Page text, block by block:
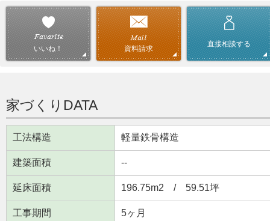
いいね！ 資料請求
直接相談する
家づくりDATA
工法構造 軽量鉄骨構造
建築面積 --
延床面積 196.75m2 / 59.51坪
工事期間 5ヶ月